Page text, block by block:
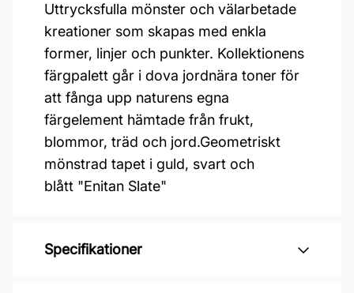
Uttrycksfulla mönster och välarbetade
kreationer som skapas med enkla
former, linjer och punkter. Kollektionens
färgpalett går i dova jordnära toner för
att fånga upp naturens egna
färgelement hämtade från frukt,
blommor, träd och jord.Geometriskt
mönstrad tapet i guld, svart och
blått "Enitan Slate"
Specifikationer